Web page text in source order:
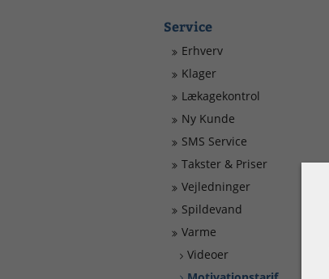
Service
Erhverv
Klager
Lækagekontrol
Ny Kunde
SMS Service
Takster & Priser
Vejledninger
Spildevand
Varme
Videoer